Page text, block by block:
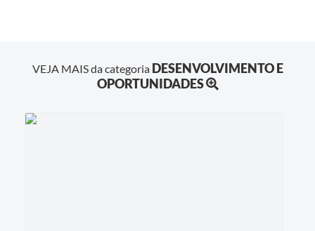
VEJA MAIS da categoria DESENVOLVIMENTO E
OPORTUNIDADES